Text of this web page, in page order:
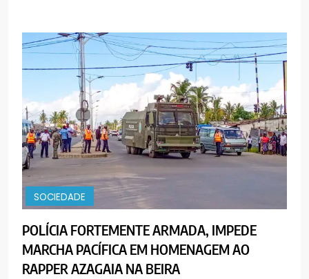
SOCIEDADE
POLÍCIA FORTEMENTE ARMADA, IMPEDE
MARCHA PACÍFICA EM HOMENAGEM AO
RAPPER AZAGAIA NA BEIRA